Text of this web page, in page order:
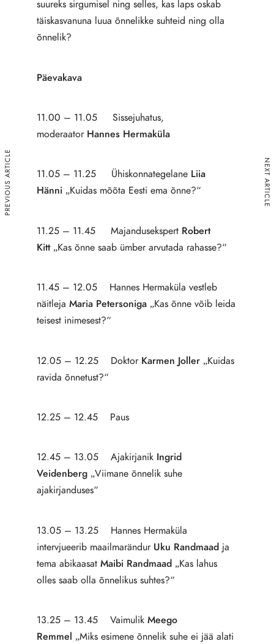
suureks sirgumisel ning selles, kas laps oskab
täiskasvanuna luua õnnelikke suhteid ning olla
õnnelik?
Päevakava
11.00 – 11.05 Sissejuhatus,
moderaator Hannes Hermaküla
11.05 – 11.25 Ühiskonnategelane Liia
Hänni „Kuidas mõõta Eesti ema õnne?“
11.25 – 11.45 Majandusekspert Robert
Kitt „Kas õnne saab ümber arvutada rahasse?“
11.45 – 12.05 Hannes Hermaküla vestleb
näitleja Maria Petersoniga „Kas õnne võib leida
teisest inimesest?“
12.05 – 12.25 Doktor Karmen Joller „Kuidas
ravida õnnetust?“
12.25 – 12.45 Paus
12.45 – 13.05 Ajakirjanik Ingrid
Veidenberg „Viimane õnnelik suhe
ajakirjanduses“
13.05 – 13.25 Hannes Hermaküla
intervjueerib maailmarändur Uku Randmaad ja
tema abikaasat Maibi Randmaad „Kas lahus
olles saab olla õnnelikus suhtes?“
13.25 – 13.45 Vaimulik Meego
Remmel „Miks esimene õnnelik suhe ei jää alati
PREVIOUS ARTICLE NEXT ARTICLE